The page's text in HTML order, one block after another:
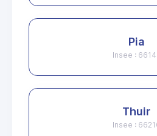
Pia
Insee :
Thuir
Insee :